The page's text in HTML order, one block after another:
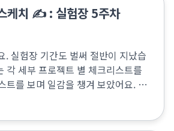
케치 ✍️ : 실험장 5주차
. 실험장 기간도 벌써 절반이 지났습
각 세부 프로젝트 별 체크리스트를
를 보며 일감을 챙겨 보았어요. 11
)에서 점검 회의를 했습니다. 작성